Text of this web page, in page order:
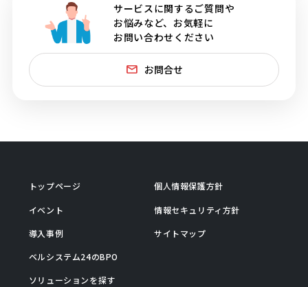
サービスに関するご質問や
お悩みなど、お気軽に
お問い合わせください
お問合せ
トップページ
イベント
導入事例
ベルシステム24のBPO
ソリューションを探す
個人情報保護方針
情報セキュリティ方針
サイトマップ